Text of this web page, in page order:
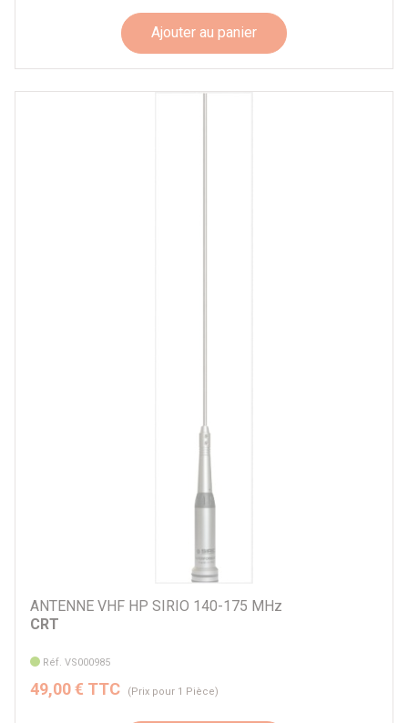
Ajouter au panier
ANTENNE VHF HP SIRIO 140-175 MHz
CRT
Réf. VS000985
49,00 € TTC (Prix pour 1 Pièce)